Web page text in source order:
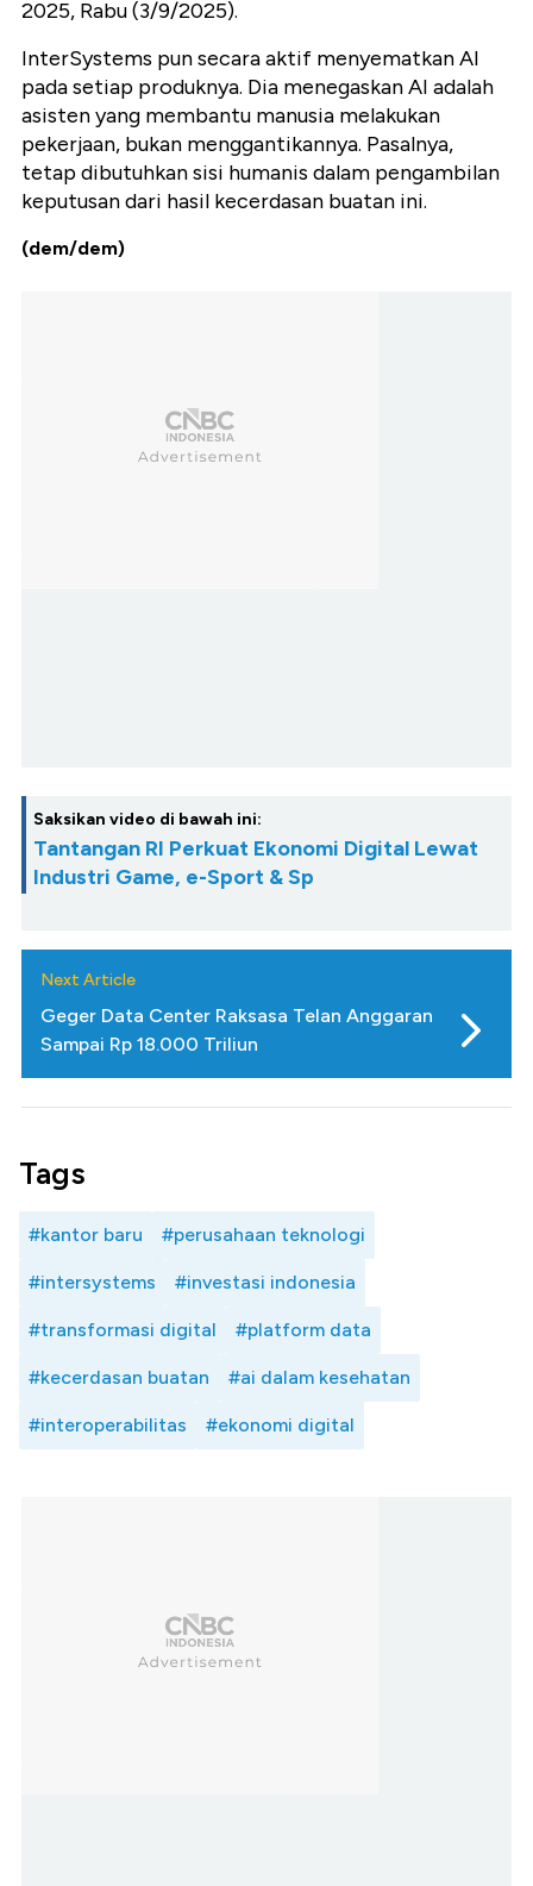
2025, Rabu (3/9/2025).
InterSystems pun secara aktif menyematkan AI
pada setiap produknya. Dia menegaskan AI adalah
asisten yang membantu manusia melakukan
pekerjaan, bukan menggantikannya. Pasalnya,
tetap dibutuhkan sisi humanis dalam pengambilan
keputusan dari hasil kecerdasan buatan ini.
(dem/dem)
Saksikan video di bawah ini:
Tantangan RI Perkuat Ekonomi Digital Lewat
Industri Game, e-Sport & Sp
Next Article
Geger Data Center Raksasa Telan Anggaran
Sampai Rp 18.000 Triliun
Tags
#kantor baru #perusahaan teknologi
#intersystems #investasi indonesia
#transformasi digital #platform data
#kecerdasan buatan #ai dalam kesehatan
#interoperabilitas #ekonomi digital